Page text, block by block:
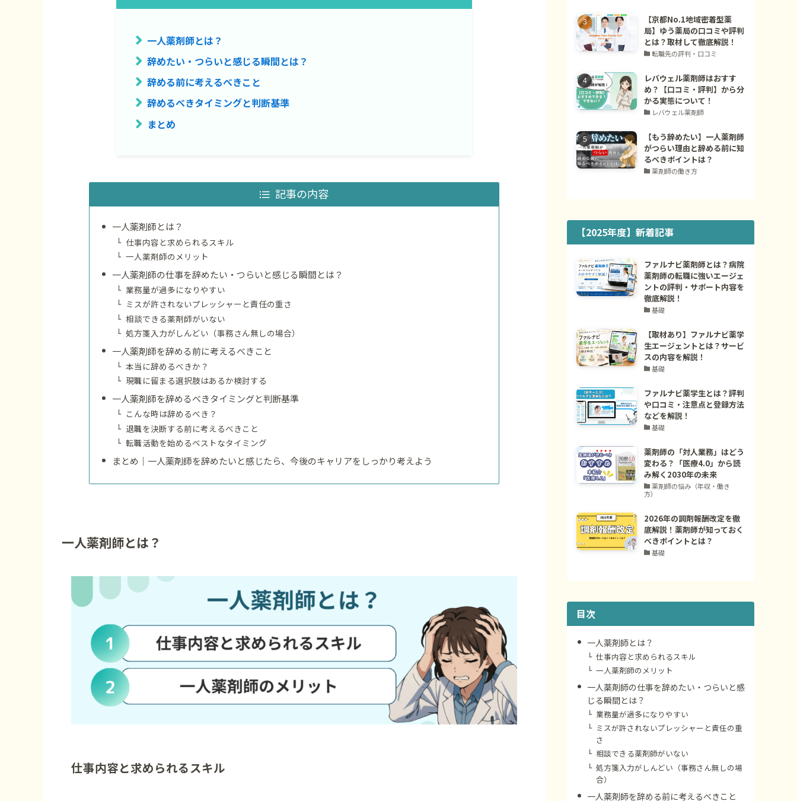
一人薬剤師とは？
辞めたい・つらいと感じる瞬間とは？
辞める前に考えるべきこと
辞めるべきタイミングと判断基準
まとめ
記事の内容
一人薬剤師とは？
仕事内容と求められるスキル
一人薬剤師のメリット
一人薬剤師の仕事を辞めたい・つらいと感じる瞬間とは？
業務量が過多になりやすい
ミスが許されないプレッシャーと責任の重さ
相談できる薬剤師がいない
処方箋入力がしんどい（事務さん無しの場合）
一人薬剤師を辞める前に考えるべきこと
本当に辞めるべきか？
現職に留まる選択肢はあるか検討する
一人薬剤師を辞めるべきタイミングと判断基準
こんな時は辞めるべき？
退職を決断する前に考えるべきこと
転職活動を始めるベストなタイミング
まとめ｜一人薬剤師を辞めたいと感じたら、今後のキャリアをしっかり考えよう
一人薬剤師とは？
仕事内容と求められるスキル
【京都No.1地域密着型薬
局】ゆう薬局の口コミや評判
とは？取材して徹底解説！
転職先の評判・口コミ
レバウェル薬剤師はおすす
め？【口コミ・評判】から分
かる実態について！
レバウェル薬剤師
【もう辞めたい】一人薬剤師
がつらい理由と辞める前に知
るべきポイントは？
薬剤師の働き方
【2025年度】新着記事
ファルナビ薬剤師とは？病院
薬剤師の転職に強いエージェ
ントの評判・サポート内容を
徹底解説！
基礎
【取材あり】ファルナビ薬学
生エージェントとは？サービ
スの内容を解説！
基礎
ファルナビ薬学生とは？評判
や口コミ・注意点と登録方法
などを解説！
基礎
薬剤師の「対人業務」はどう
変わる？「医療4.0」から読
み解く2030年の未来
薬剤師の悩み（年収・働き
方）
2026年の調剤報酬改定を徹
底解説！薬剤師が知っておく
べきポイントとは？
基礎
目次
一人薬剤師とは？
仕事内容と求められるスキル
一人薬剤師のメリット
一人薬剤師の仕事を辞めたい・つらいと感
じる瞬間とは？
業務量が過多になりやすい
ミスが許されないプレッシャーと責任の重
さ
相談できる薬剤師がいない
処方箋入力がしんどい（事務さん無しの場
合）
一人薬剤師を辞める前に考えるべきこと